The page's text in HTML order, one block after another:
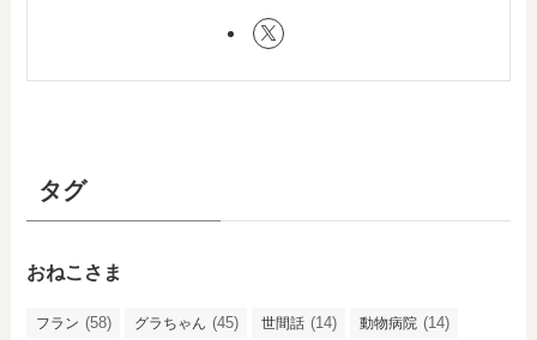
タグ
おねこさま
フラン (58) グラちゃん (45) 世間話 (14) 動物病院 (14)